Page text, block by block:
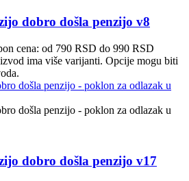
dobro došla penzijo v8
cena: od 790 RSD do 990 RSD
ima više varijanti. Opcije mogu biti
dobro došla penzijo v17